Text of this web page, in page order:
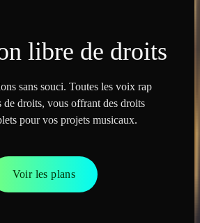
libre de droits
sans souci. Toutes les voix rap
de droits, vous offrant des droits
pour vos projets musicaux.
Voir les plans